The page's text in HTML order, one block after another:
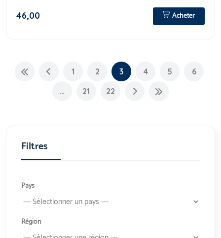
46,00
Acheter
1 2 3 4 5
6
…
21 22
Filtres
Pays
Région